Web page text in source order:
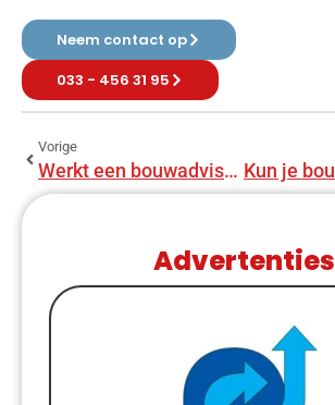
Neem contact op
033 - 456 31 95
Vorige
Werkt een bouwadviseur samen met een architect?
Advertenties